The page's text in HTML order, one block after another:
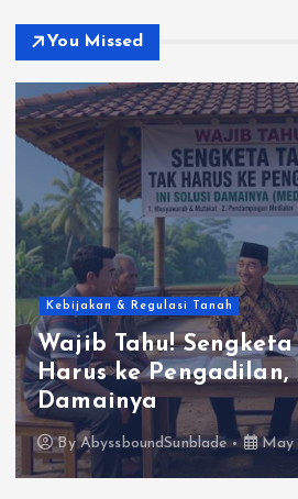
You Missed
Kebijakan & Regulasi Tanah
Wajib Tahu! Sengketa
Harus ke Pengadilan,
Damainya
ByAbyssboundSunblade May